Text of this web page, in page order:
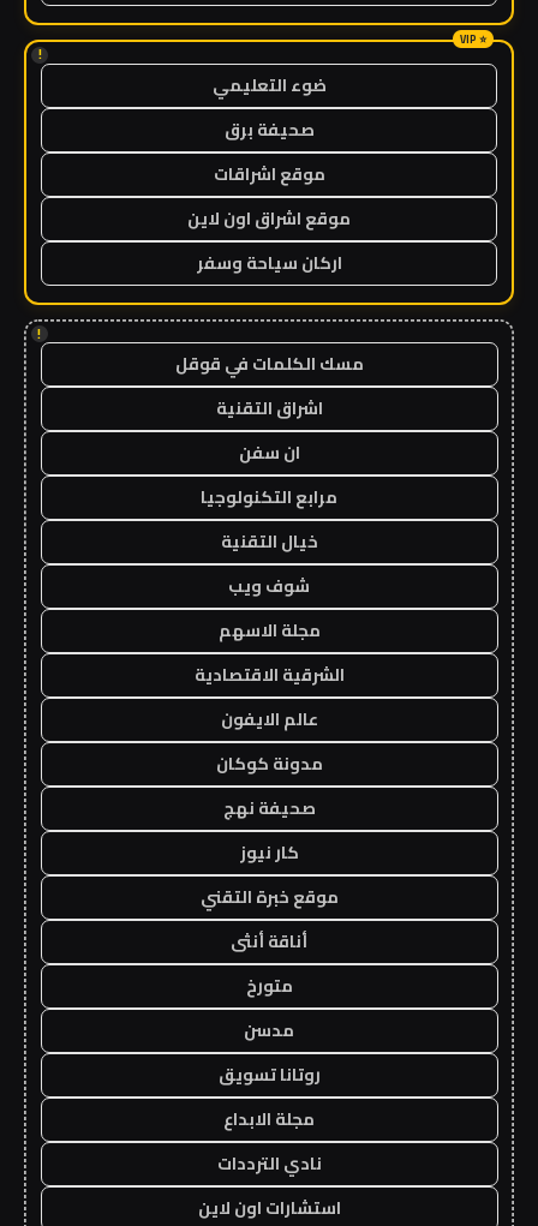
!
ضوء التعليمي
صحيفة برق
موقع اشراقات
موقع اشراق اون لاين
اركان سياحة وسفر
!
مسك الكلمات في قوقل
اشراق التقنية
ان سفن
مرابع التكنولوجيا
خيال التقنية
شوف ويب
مجلة الاسهم
الشرقية الاقتصادية
عالم الايفون
مدونة كوكان
صحيفة نهج
كار نيوز
موقع خبرة التقني
أناقة أنثى
متورخ
مدسن
روتانا تسويق
مجلة الابداع
نادي الترددات
استشارات اون لاين